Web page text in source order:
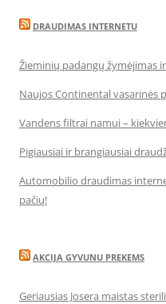
DRAUDIMAS INTERNETU
Žieminių padangų žymėjimas
Naujos Continental vasarinės
Vandens filtrai namui –
Pigiausiai ir brangiausiai
Automobilio draudimas
pačių!
AKCIJA GYVUNU PREKEMS
Geriausias Josera maistas